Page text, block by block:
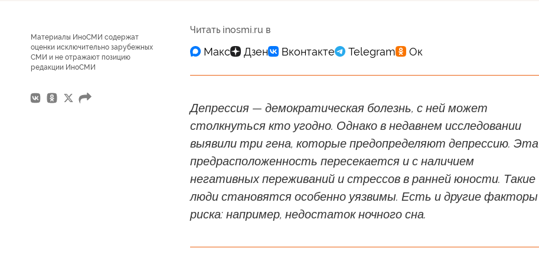
Материалы ИноСМИ содержат
оценки исключительно зарубежных
СМИ и не отражают позицию
редакции ИноСМИ
Читать inosmi.ru в
Депрессия — демократическая болезнь, с ней может
столкнуться кто угодно. Однако в недавнем исследовании
выявили три гена, которые предопределяют депрессию. Эта
предрасположенность пересекается и с наличием
негативных переживаний и стрессов в ранней юности. Такие
люди становятся особенно уязвимы. Есть и другие факторы
риска: например, недостаток ночного сна.